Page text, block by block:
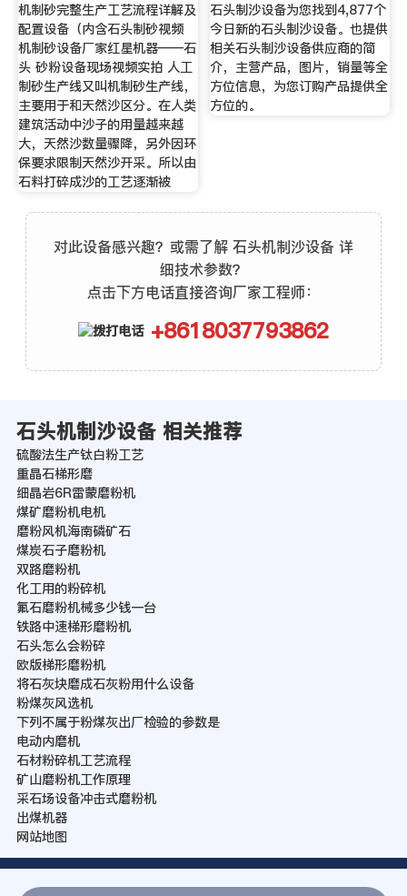
机制砂完整生产工艺流程详解及
配置设备（内含石头制砂视频
机制砂设备厂家红星机器——石
头 砂粉设备现场视频实拍 人工
制砂生产线又叫机制砂生产线，
主要用于和天然沙区分。在人类
建筑活动中沙子的用量越来越
大，天然沙数量骤降，另外因环
保要求限制天然沙开采。所以由
石料打碎成沙的工艺逐渐被
石头制沙设备为您找到4,877个
今日新的石头制沙设备。也提供
相关石头制沙设备供应商的简
介，主营产品，图片，销量等全
方位信息，为您订购产品提供全
方位的。
对此设备感兴趣？或需了解 石头机制沙设备 详
细技术参数？
点击下方电话直接咨询厂家工程师：
+8618037793862
石头机制沙设备 相关推荐
硫酸法生产钛白粉工艺
重晶石梯形磨
细晶岩6R雷蒙磨粉机
煤矿磨粉机电机
磨粉风机海南磷矿石
煤炭石子磨粉机
双路磨粉机
化工用的粉碎机
氟石磨粉机械多少钱一台
铁路中速梯形磨粉机
石头怎么会粉碎
欧版梯形磨粉机
将石灰块磨成石灰粉用什么设备
粉煤灰风选机
下列不属于粉煤灰出厂检验的参数是
电动内磨机
石材粉碎机工艺流程
矿山磨粉机工作原理
采石场设备冲击式磨粉机
出煤机器
网站地图